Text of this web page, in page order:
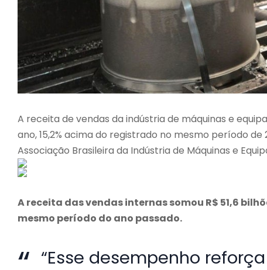
A receita de vendas da indústria de máquinas e
ano, 15,2% acima do registrado no mesmo período
Associação Brasileira da Indústria de Máquinas e
A receita das vendas internas somou R$ 51,6
mesmo período do ano passado.
“Esse desempenho